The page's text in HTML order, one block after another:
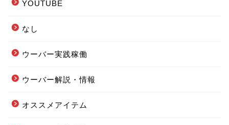
YOUTUBE
なし
ウーバー実践稼働
ウーバー解説・情報
オススメアイテム